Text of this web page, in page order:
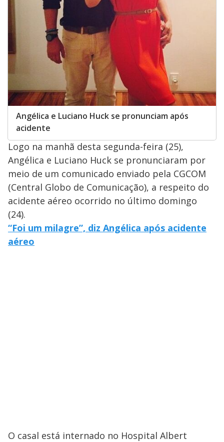
Angélica e Luciano Huck se pronunciam após
acidente
Logo na manhã desta segunda-feira (25),
Angélica e Luciano Huck se pronunciaram por
meio de um comunicado enviado pela CGCOM
(Central Globo de Comunicação), a respeito do
acidente aéreo ocorrido no último domingo
(24).
“Foi um milagre”, diz Angélica após acidente
aéreo
O casal está internado no Hospital Albert